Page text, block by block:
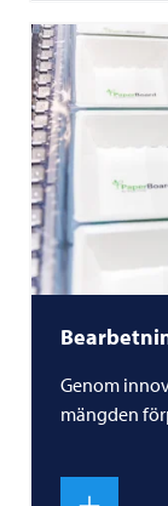
Genom
mängden